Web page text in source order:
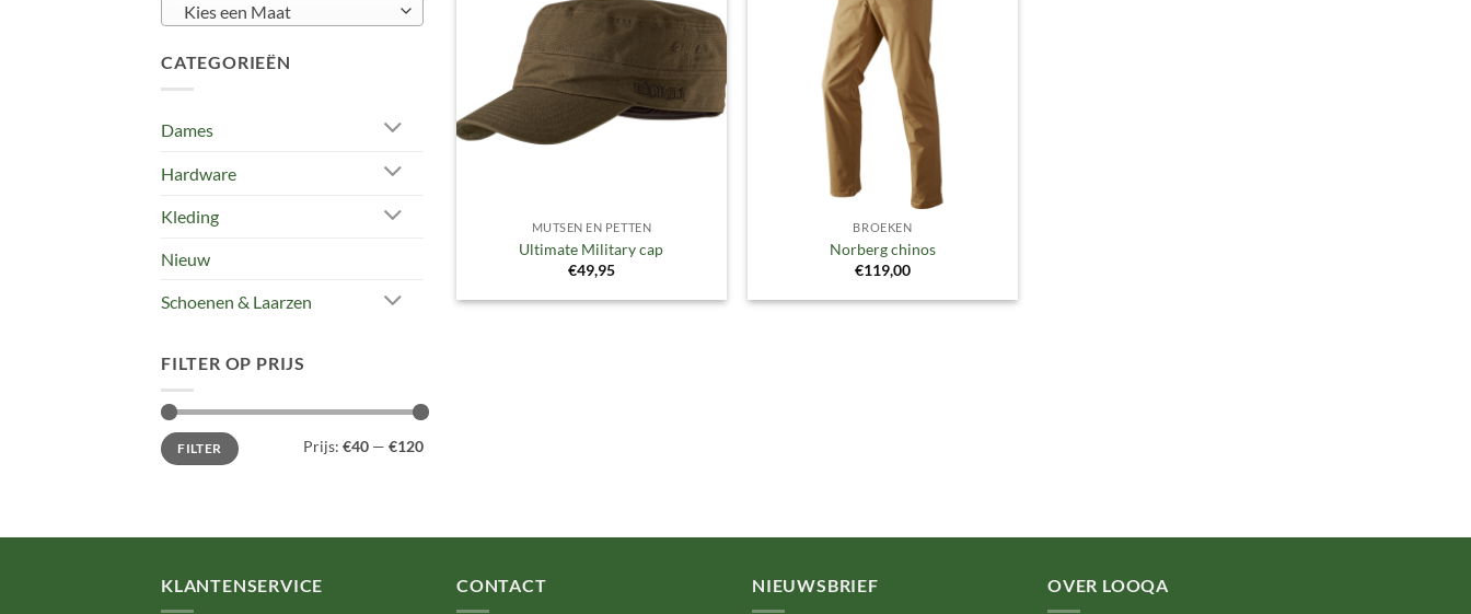
Kies een Maat
CATEGORIEËN
Dames
Hardware
Kleding
Nieuw
Schoenen & Laarzen
FILTER OP PRIJS
Min.
prijs
Max.
prijsFILTER Prijs: €40 — €120
aan
MUTSEN EN PETTEN
Ultimate Military cap
€49,95
BROEKEN
Norberg chinos
€119,00
KLANTENSERVICE CONTACT NIEUWSBRIEF OVER LOOQA